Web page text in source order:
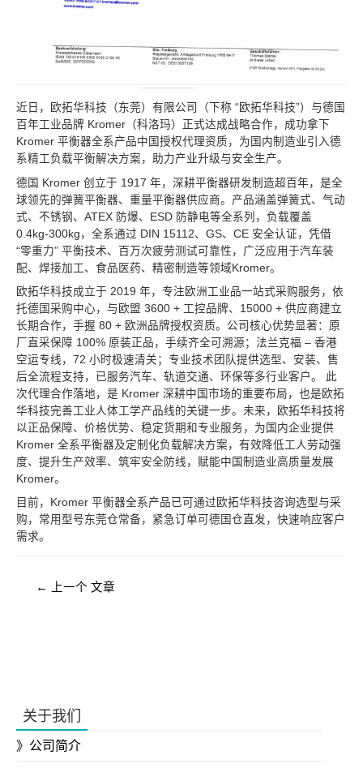
关于我们
公司简介
近日，欧拓华科技（东莞）有限公司（下称 “欧拓华科技”）与德国
百年工业品牌 Kromer（科洛玛）正式达成战略合作，成功拿下
Kromer 平衡器全系产品中国授权代理资质，为国内制造业引入德
系精工负载平衡解决方案，助力产业升级与安全生产。
德国 Kromer 创立于 1917 年，深耕平衡器研发制造超百年，是全
球领先的弹簧平衡器、重量平衡器供应商。产品涵盖弹簧式、气动
式、不锈钢、ATEX 防爆、ESD 防静电等全系列，负载覆盖
0.4kg-300kg，全系通过 DIN 15112、GS、CE 安全认证，凭借
“零重力” 平衡技术、百万次疲劳测试可靠性，广泛应用于汽车装
配、焊接加工、食品医药、精密制造等领域Kromer。
欧拓华科技成立于 2019 年，专注欧洲工业品一站式采购服务，依
托德国采购中心，与欧盟 3600 + 工控品牌、15000 + 供应商建立
长期合作，手握 80 + 欧洲品牌授权资质。公司核心优势显著：原
厂直采保障 100% 原装正品，手续齐全可溯源；法兰克福 – 香港
空运专线，72 小时极速清关；专业技术团队提供选型、安装、售
后全流程支持，已服务汽车、轨道交通、环保等多行业客户。 此
次代理合作落地，是 Kromer 深耕中国市场的重要布局，也是欧拓
华科技完善工业人体工学产品线的关键一步。未来，欧拓华科技将
以正品保障、价格优势、稳定货期和专业服务，为国内企业提供
Kromer 全系平衡器及定制化负载解决方案，有效降低工人劳动强
度、提升生产效率、筑牢安全防线，赋能中国制造业高质量发展
Kromer。
目前，Kromer 平衡器全系产品已可通过欧拓华科技咨询选型与采
购，常用型号东莞仓常备，紧急订单可德国仓直发，快速响应客户
需求。
← 上一个 文章